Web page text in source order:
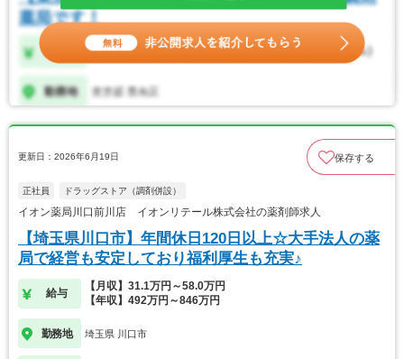
更新日：2026年6月19日 保存する
正社員 ドラッグストア（調剤併設）
イオン薬局川口前川店 イオンリテール株式会社の薬剤師求人
【埼玉県川口市】年間休日120日以上☆大手法人の薬
局で経営も安定しており福利厚生も充実♪
給与
【月収】31.1万円～58.0万円
【年収】492万円～846万円
勤務地 埼玉県 川口市